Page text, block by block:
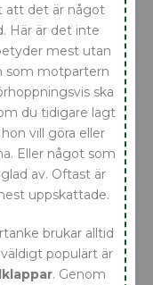
att det är något
Här är det inte
mest utan
som motpartern
ska
du tidigare lagt
vill göra eller
Eller något som
av. Oftast är
uppskattade.
brukar alltid
populärt är
. Genom